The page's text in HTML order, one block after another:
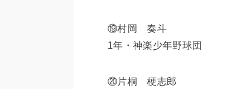
⑲村岡 奏斗
1年・神楽少年野球団
⑳片桐 梗志郎